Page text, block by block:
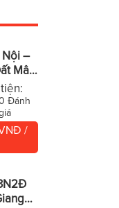
Nội –
Mây
Đánh
/